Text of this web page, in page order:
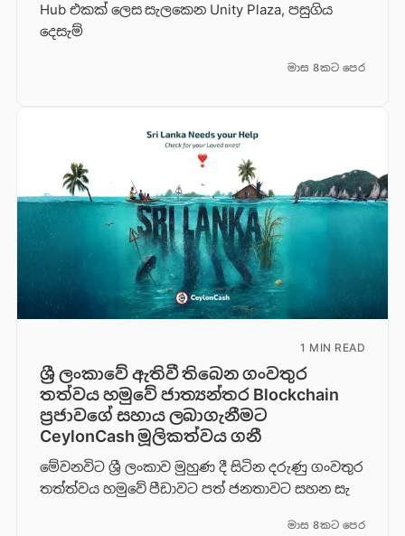
Hub එකක් ලෙස සැලකෙන Unity Plaza, පසුගිය
දෙසැම්
මාස 8කට පෙර
1 MIN READ
ශ්‍රී ලංකාවේ ඇතිවී තිබෙන ගංවතුර
තත්වය හමුවේ ජාත්‍යන්තර Blockchain
ප්‍රජාවගේ සහාය ලබාගැනීමට
CeylonCash මූලිකත්වය ග​නී
මේවනවිට ශ්‍රී ලංකාව මුහුණ දී සිටින දරුණු ගංවතුර
තත්ත්වය හමුවේ පීඩාවට පත් ජනතාවට සහන සැ
මාස 8කට පෙර